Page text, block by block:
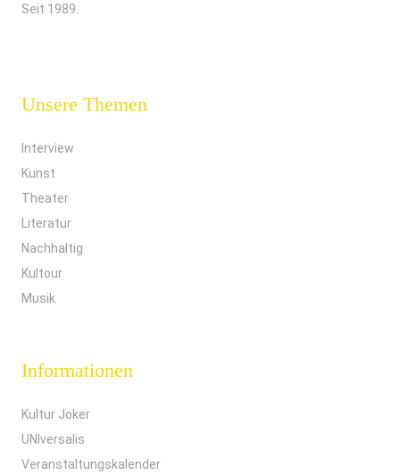
Seit 1989.
Unsere Themen
Interview
Kunst
Theater
Literatur
Nachhaltig
Kultour
Musik
Informationen
Kultur Joker
UNIversalis
Veranstaltungskalender